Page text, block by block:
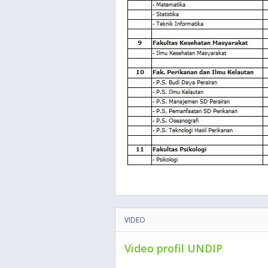
VIDEO
Video profil UNDIP